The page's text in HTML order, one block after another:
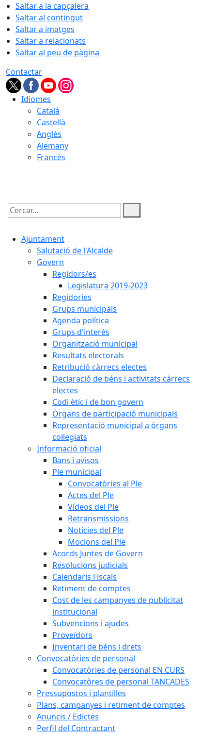
Saltar a la capçalera
Saltar al contingut
Saltar a imatges
Saltar a relacionats
Saltar al peu de pàgina
Contactar
Idiomes
Català
Castellà
Anglès
Alemany
Francès
Cercar:
Ajuntament
Salutació de l'Alcalde
Govern
Regidors/es
Legislatura 2019-2023
Regidories
Grups municipals
Agenda política
Grups d'interès
Organització municipal
Resultats electorals
Retribució càrrecs electes
Declaració de béns i activitats càrrecs
electes
Codi ètic i de bon govern
Òrgans de participació municipals
Representació municipal a òrgans
col·legiats
Informació oficial
Bans i avisos
Ple municipal
Convocatòries al Ple
Actes del Ple
Vídeos del Ple
Retransmissions
Notícies del Ple
Mocions del Ple
Acords Juntes de Govern
Resolucions judicials
Calendaris Fiscals
Retiment de comptes
Cost de les campanyes de publicitat
institucional
Subvencions i ajudes
Proveïdors
Inventari de béns i drets
Convocatòries de personal
Convocatòries de personal EN CURS
Convocatòres de personal TANCADES
Pressupostos i plantilles
Plans, campanyes i retiment de comptes
Anuncis / Edictes
Perfil del Contractant